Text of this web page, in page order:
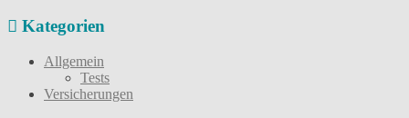
Kategorien
Allgemein
Tests
Versicherungen